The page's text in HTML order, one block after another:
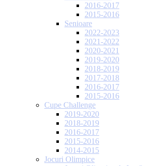
2016-2017
2015-2016
Senioare
2022-2023
2021-2022
2020-2021
2019-2020
2018-2019
2017-2018
2016-2017
2015-2016
Cupe Challenge
2019-2020
2018-2019
2016-2017
2015-2016
2014-2015
Jocuri Olimpice